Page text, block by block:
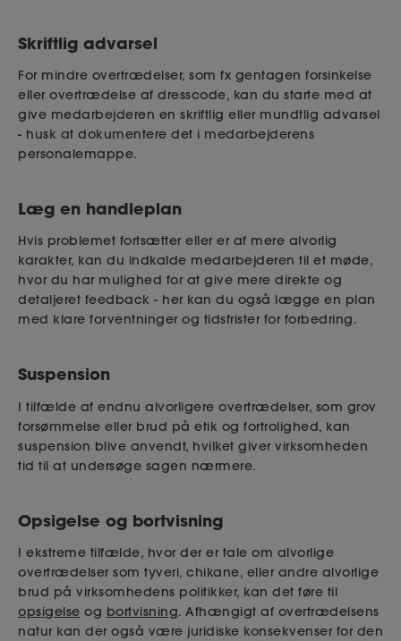
Skriftlig advarsel
For mindre overtrædelser, som fx gentagen forsinkelse
eller overtrædelse af dresscode, kan du starte med at
give medarbejderen en skriftlig eller mundtlig advarsel
- husk at dokumentere det i medarbejderens
personalemappe.
Læg en handleplan
Hvis problemet fortsætter eller er af mere alvorlig
karakter, kan du indkalde medarbejderen til et møde,
hvor du har mulighed for at give mere direkte og
detaljeret feedback - her kan du også lægge en plan
med klare forventninger og tidsfrister for forbedring.
Suspension
I tilfælde af endnu alvorligere overtrædelser, som grov
forsømmelse eller brud på etik og fortrolighed, kan
suspension blive anvendt, hvilket giver virksomheden
tid til at undersøge sagen nærmere.
Opsigelse og bortvisning
I ekstreme tilfælde, hvor der er tale om alvorlige
overtrædelser som tyveri, chikane, eller andre alvorlige
brud på virksomhedens politikker, kan det føre til
opsigelse og bortvisning. Afhængigt af overtrædelsens
natur kan der også være juridiske konsekvenser for den